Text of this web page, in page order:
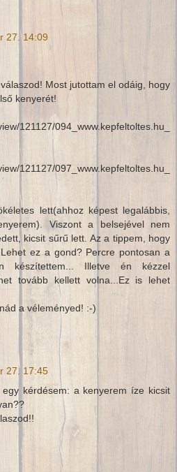
27. 14:09
Most jutottam el odáig, hogy
kenyerét!
121127/094_www.kepfeltoltes.hu_
121127/097_www.kepfeltoltes.hu_
lett(ahhoz képest legalábbis,
Viszont a belsejével nem
kicsit sűrű lett. Az a tippem, hogy
ez a gond? Percre pontosan a
készítettem... Illetve én kézzel
tovább kellett volna...Ez is lehet
a véleményed! :-)
27. 17:45
kérdésem: a kenyerem íze kicsit